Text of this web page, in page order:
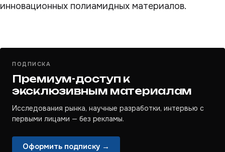
инновационных полиамидных материалов.
ПОДПИСКА
Премиум-доступ к
эксклюзивным материалам
Исследования рынка, научные разработки, интервью с
первыми лицами — без рекламы.
Оформить подписку →